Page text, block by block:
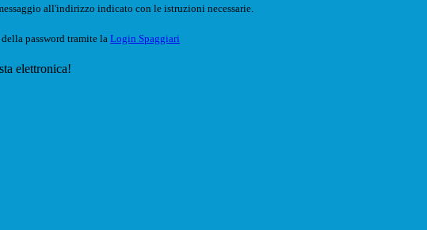
all'indirizzo indicato con le istruzioni necessarie.
password tramite la Login Spaggiari
elettronica!